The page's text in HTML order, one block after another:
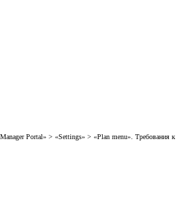
Portal» > «Settings» > «Plan menu». Требования к